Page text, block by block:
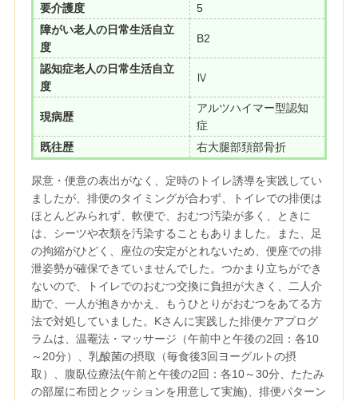
要介護度
5
障がい老人の日常生活自立
度
B2
認知症老人の日常生活自立
度
Ⅳ
現病歴
アルツハイマー型認知
症
既往歴
右大腿部頚部骨折
尿意・便意の表出がなく、定時のトイレ誘導を実践してい
ましたが、排便のタイミングが合わず、トイレでの排便は
ほとんどみられず、軟便で、おむつ汚染が多く、ときに
は、シーツや衣類を汚染することもありました。また、足
の拘縮がひどく、座位の安定がとれないため、便座での排
泄姿勢が確保できていませんでした。つかまり立ちができ
ないので、トイレでのおむつ交換に負担が大きく、二人介
助で、一人が抱きかかえ、もうひとりがおむつをあてる方
法で対処していました。Kさんに実践した排便ケアプログ
ラムは、温罨法・マッサージ（午前中と午後の2回：各10
～20分）、乳酸菌の摂取（毎食後3回ヨーグルトの摂
取）、腹臥位療法(午前と午後の2回：各10～30分、たたみ
の部屋に布団とクッションを用意して実施)、排便パターン